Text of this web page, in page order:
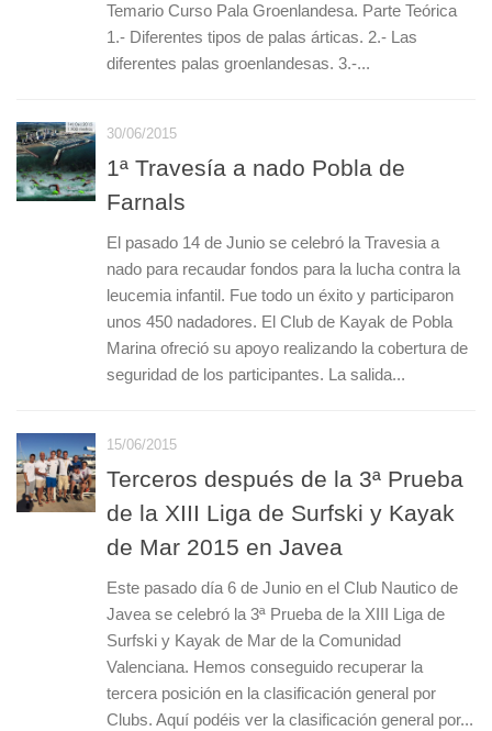
Temario Curso Pala Groenlandesa. Parte Teórica
1.- Diferentes tipos de palas árticas. 2.- Las
diferentes palas groenlandesas. 3.-...
30/06/2015
1ª Travesía a nado Pobla de
Farnals
El pasado 14 de Junio se celebró la Travesia a
nado para recaudar fondos para la lucha contra la
leucemia infantil. Fue todo un éxito y participaron
unos 450 nadadores. El Club de Kayak de Pobla
Marina ofreció su apoyo realizando la cobertura de
seguridad de los participantes. La salida...
15/06/2015
Terceros después de la 3ª Prueba
de la XIII Liga de Surfski y Kayak
de Mar 2015 en Javea
Este pasado día 6 de Junio en el Club Nautico de
Javea se celebró la 3ª Prueba de la XIII Liga de
Surfski y Kayak de Mar de la Comunidad
Valenciana. Hemos conseguido recuperar la
tercera posición en la clasificación general por
Clubs. Aquí podéis ver la clasificación general por...